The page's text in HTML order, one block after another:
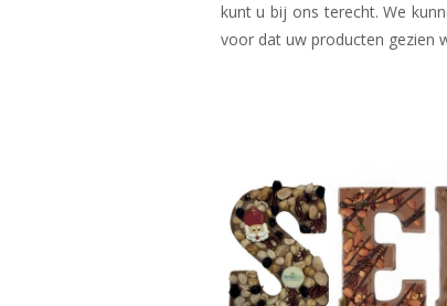
kunt u bij ons terecht. We
voor dat uw producten gezien